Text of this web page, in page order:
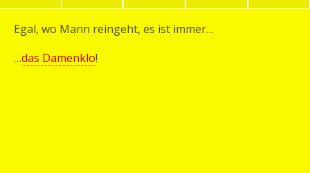
Egal, wo Mann reingeht, es ist immer…
…das Damenklo!